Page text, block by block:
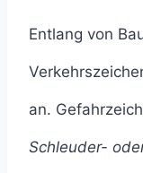
Entlang von
an.
Schleuder-